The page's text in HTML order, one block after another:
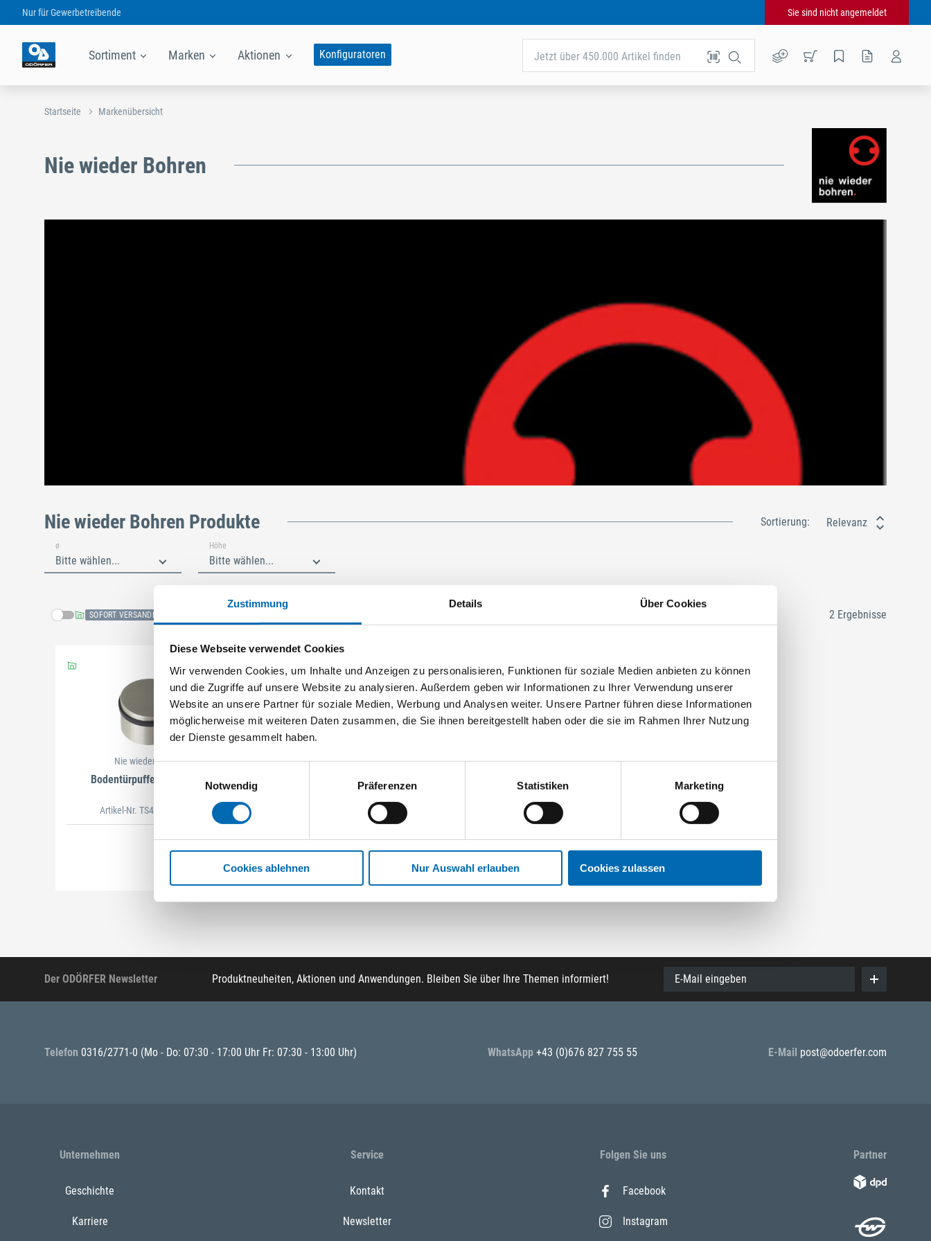
Zustimmung Details Über Cookies
Diese Webseite verwendet Cookies
Wir verwenden Cookies, um Inhalte und Anzeigen zu personalisieren, Funktionen für soziale Medien anbieten zu können
und die Zugriffe auf unsere Website zu analysieren. Außerdem geben wir Informationen zu Ihrer Verwendung unserer
Website an unsere Partner für soziale Medien, Werbung und Analysen weiter. Unsere Partner führen diese Informationen
möglicherweise mit weiteren Daten zusammen, die Sie ihnen bereitgestellt haben oder die sie im Rahmen Ihrer Nutzung
der Dienste gesammelt haben.
Notwendig
Präferenzen Statistiken Marketing
Cookies ablehnen Nur Auswahl erlauben Cookies zulassen
Nur fürGewerbetreibende Sie sind nicht angemeldet
Sortiment Marken Aktionen Konfiguratoren Jetzt über 450.000 Artikel finden
Startseite Markenübersicht
Nie wieder Bohren
Nie wieder Bohren Produkte Sortierung: Relevanz
ø
Bitte wählen...
Höhe
Bitte wählen...
Schließen
SOFORT VERSANDFERTIG 2 Ergebnisse
Nie wieder Bohren
Bodentürpuffer Typ TS450
Artikel-Nr. TS450
Nie wieder Bohren
Bodentürpuffer Typ TS931
Artikel-Nr. TS931
Der ODÖRFER Newsletter Produktneuheiten, Aktionen und Anwendungen. Bleiben Sie über Ihre Themen informiert! E-Mail eingeben
Telefon 0316/2771-0 (Mo - Do: 07:30 - 17:00 Uhr Fr: 07:30 - 13:00 Uhr) WhatsApp +43 (0)676 827 755 55 E-Mail post@odoerfer.com
Unternehmen
Geschichte
Karriere
Service
Kontakt
Newsletter
Folgen Sie uns
Facebook
Instagram
Partner